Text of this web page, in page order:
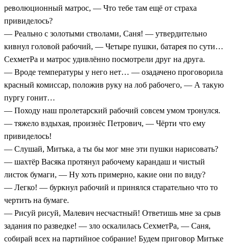
революционный матрос, — Что тебе там ещё от страха
привиделось?
— Реально с золотыми стволами, Саня! — утвердительно
кивнул головой рабочий, — Четыре пушки, батарея по сути…
СехметРа и матрос удивлённо посмотрели друг на друга.
— Вроде температуры у него нет… — озадачено проговорила
красный комиссар, положив руку на лоб рабочего, — А такую
пургу гонит…
— Походу наш пролетарский рабочий совсем умом тронулся.
— тяжело вздыхая, произнёс Петрович, — Чёрти что ему
привиделось!
— Слушай, Митька, а ты бы мог мне эти пушки нарисовать?
— шахтёр Васяка протянул рабочему карандаш и чистый
листок бумаги, — Ну хоть примерно, какие они по виду?
— Легко! — буркнул рабочий и принялся старательно что то
чертить на бумаге.
— Рисуй рисуй, Малевич несчастный! Ответишь мне за срыв
задания по разведке! — зло оскалилась СехметРа, — Саня,
собирай всех на партийное собрание! Будем приговор Митьке